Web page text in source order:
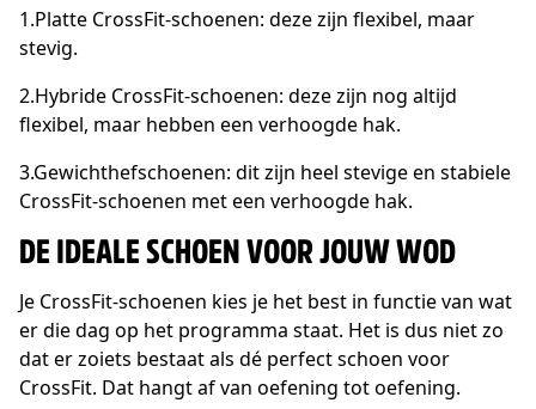
1.Platte CrossFit-schoenen: deze zijn flexibel, maar
stevig.
2.Hybride CrossFit-schoenen: deze zijn nog altijd
flexibel, maar hebben een verhoogde hak.
3.Gewichthefschoenen: dit zijn heel stevige en stabiele
CrossFit-schoenen met een verhoogde hak.
DE IDEALE SCHOEN VOOR JOUW WOD
Je CrossFit-schoenen kies je het best in functie van wat
er die dag op het programma staat. Het is dus niet zo
dat er zoiets bestaat als dé perfect schoen voor
CrossFit. Dat hangt af van oefening tot oefening.